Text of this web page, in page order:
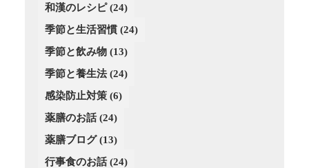
(4)
(4)
(3)
(3)
(4)
(3)
和漢のレシピ(24)
季節と生活習慣 (24)
季節と飲み物 (13)
季節と養生法(24)
感染防止対策 (6)
薬膳のお話(24)
薬膳ブログ(13)
行事食のお話(24)